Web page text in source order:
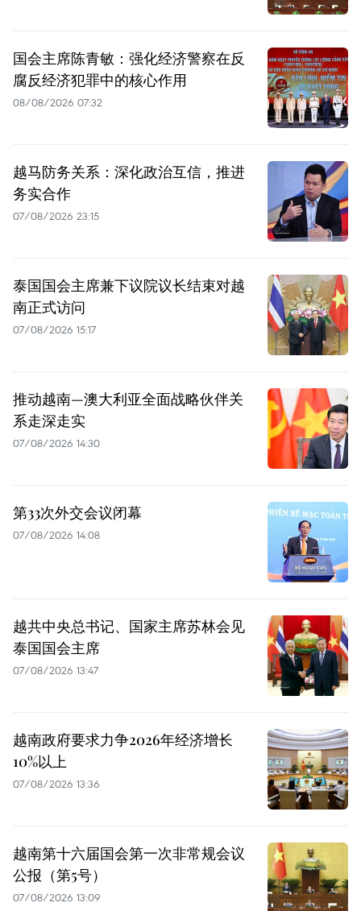
国会主席陈青敏：强化经济警察在反
腐反经济犯罪中的核心作用
08/08/2026 07:32
越马防务关系：深化政治互信，推进
务实合作
07/08/2026 23:15
泰国国会主席兼下议院议长结束对越
南正式访问
07/08/2026 15:17
推动越南—澳大利亚全面战略伙伴关
系走深走实
07/08/2026 14:30
第33次外交会议闭幕
07/08/2026 14:08
越共中央总书记、国家主席苏林会见
泰国国会主席
07/08/2026 13:47
越南政府要求力争2026年经济增长
10%以上
07/08/2026 13:36
越南第十六届国会第一次非常规会议
公报（第5号）
07/08/2026 13:09